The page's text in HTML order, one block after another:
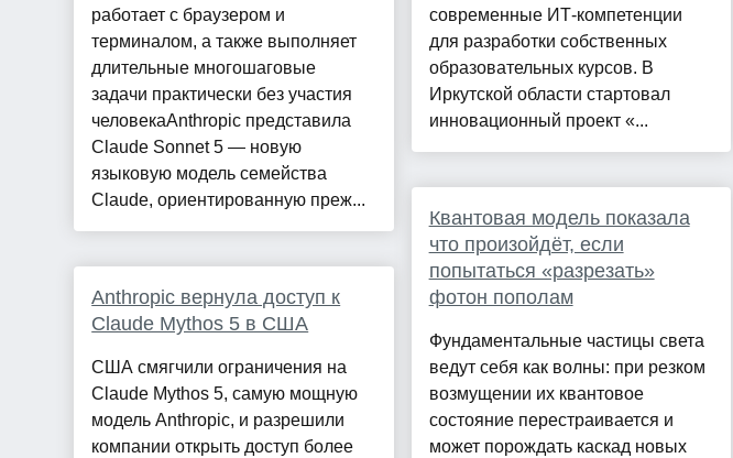
работает с браузером и
терминалом, а также выполняет
длительные многошаговые
задачи практически без участия
человекаAnthropic представила
Claude Sonnet 5 — новую
языковую модель семейства
Claude, ориентированную преж...
Anthropic вернула доступ к
Claude Mythos 5 в США
США смягчили ограничения на
Claude Mythos 5, самую мощную
модель Anthropic, и разрешили
компании открыть доступ более
современные ИТ-компетенции
для разработки собственных
образовательных курсов. В
Иркутской области стартовал
инновационный проект «...
Квантовая модель показала
что произойдёт, если
попытаться «разрезать»
фотон пополам
Фундаментальные частицы света
ведут себя как волны: при резком
возмущении их квантовое
состояние перестраивается и
может порождать каскад новых